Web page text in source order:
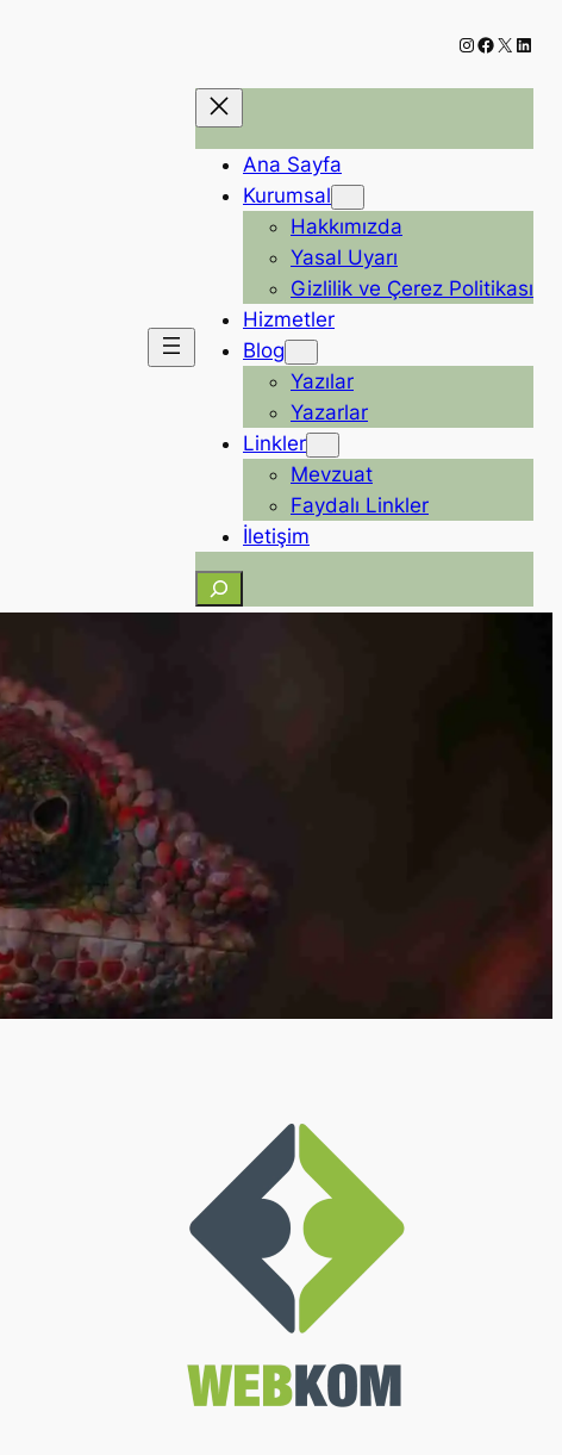
Instagram
X
Ana Sayfa
Kurumsal
Hakkımızda
Yasal Uyarı
Gizlilik ve Çerez Politikası
Hizmetler
Blog
Yazılar
Yazarlar
Linkler
Mevzuat
Faydalı Linkler
İletişim
Ara